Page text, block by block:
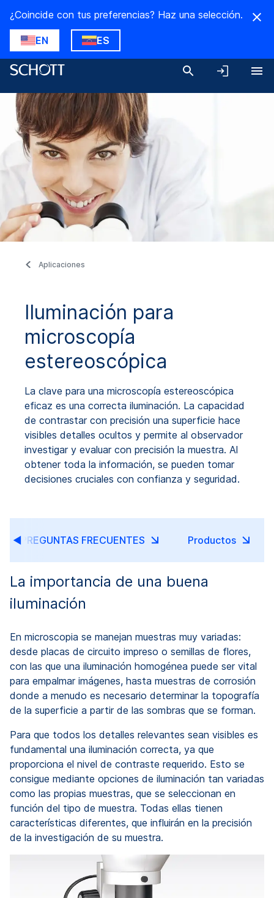
¿Coincide con tus preferencias? Haz una selección.
EN ES
Aplicaciones
Iluminación para
microscopía
estereoscópica
La clave para una microscopía estereoscópica
eficaz es una correcta iluminación. La capacidad
de contrastar con precisión una superficie hace
visibles detalles ocultos y permite al observador
investigar y evaluar con precisión la muestra. Al
obtener toda la información, se pueden tomar
decisiones cruciales con confianza y seguridad.
PREGUNTAS FRECUENTES Productos
La importancia de una buena
iluminación
En microscopia se manejan muestras muy variadas:
desde placas de circuito impreso o semillas de flores,
con las que una iluminación homogénea puede ser vital
para empalmar imágenes, hasta muestras de corrosión
donde a menudo es necesario determinar la topografía
de la superficie a partir de las sombras que se forman.
Para que todos los detalles relevantes sean visibles es
fundamental una iluminación correcta, ya que
proporciona el nivel de contraste requerido. Esto se
consigue mediante opciones de iluminación tan variadas
como las propias muestras, que se seleccionan en
función del tipo de muestra. Todas ellas tienen
características diferentes, que influirán en la precisión
de la investigación de su muestra.